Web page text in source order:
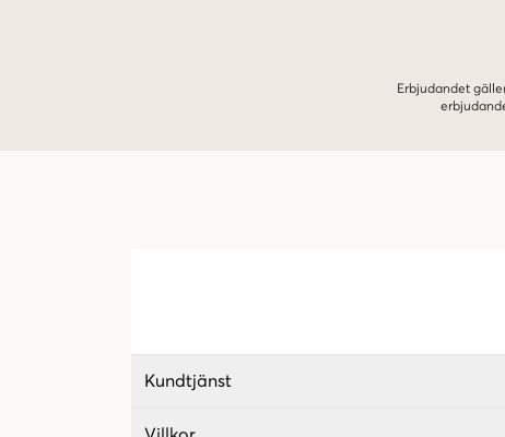
Erbjudandet
Kundtjänst